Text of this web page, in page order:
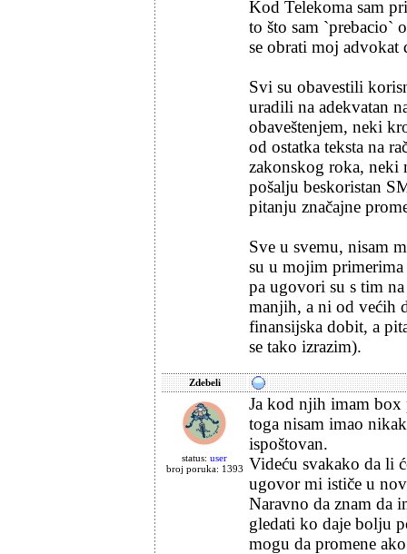
Kod Telekoma sam
to što sam `prebacio`
se obrati moj advokat
Svi su obavestili
uradili na adekvatan
obaveštenjem, neki
od ostatka teksta na
zakonskog roka, neki
pošalju beskoristan
pitanju značajne
Sve u svemu, nisam
su u mojim
pa ugovori su s tim
manjih, a ni od većih
finansijska dobit, a
se tako izrazim).
Zdebeli
status: user
broj poruka: 1393
Ja kod njih imam
toga nisam imao
ispoštovan.
Videću svakako da li
ugovor mi ističe u
Naravno da znam da
gledati ko daje bolju
mogu da promene